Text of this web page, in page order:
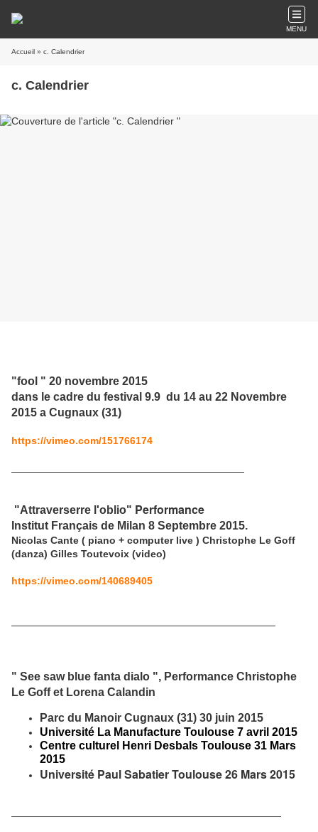
MENU
Accueil » c. Calendrier
c. Calendrier
"fool " 20 novembre 2015
dans le cadre du festival 9.9 du 14 au 22 Novembre
2015 a Cugnaux (31)
https://vimeo.com/151766174
"Attraverserre l'oblio" Performance
Institut Français de Milan 8 Septembre 2015.
Nicolas Cante ( piano + computer live ) Christophe Le Goff
(danza) Gilles Toutevoix (video)
https://vimeo.com/140689405
" See saw blue fanta dialo ", Performance Christophe
Le Goff et Lorena Calandin
Parc du Manoir Cugnaux (31) 30 juin 2015
Université La Manufacture Toulouse 7 avril 2015
Centre culturel Henri Desbals Toulouse 31 Mars
2015
Université Paul Sabatier Toulouse 26 Mars 2015